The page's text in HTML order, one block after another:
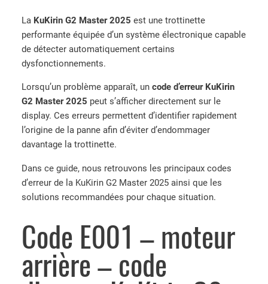
La KuKirin G2 Master 2025 est une trottinette
performante équipée d’un système électronique capable
de détecter automatiquement certains
dysfonctionnements.
Lorsqu’un problème apparaît, un code d’erreur KuKirin
G2 Master 2025 peut s’afficher directement sur le
display. Ces erreurs permettent d’identifier rapidement
l’origine de la panne afin d’éviter d’endommager
davantage la trottinette.
Dans ce guide, nous retrouvons les principaux codes
d’erreur de la KuKirin G2 Master 2025 ainsi que les
solutions recommandées pour chaque situation.
Code E001 – moteur
arrière – code